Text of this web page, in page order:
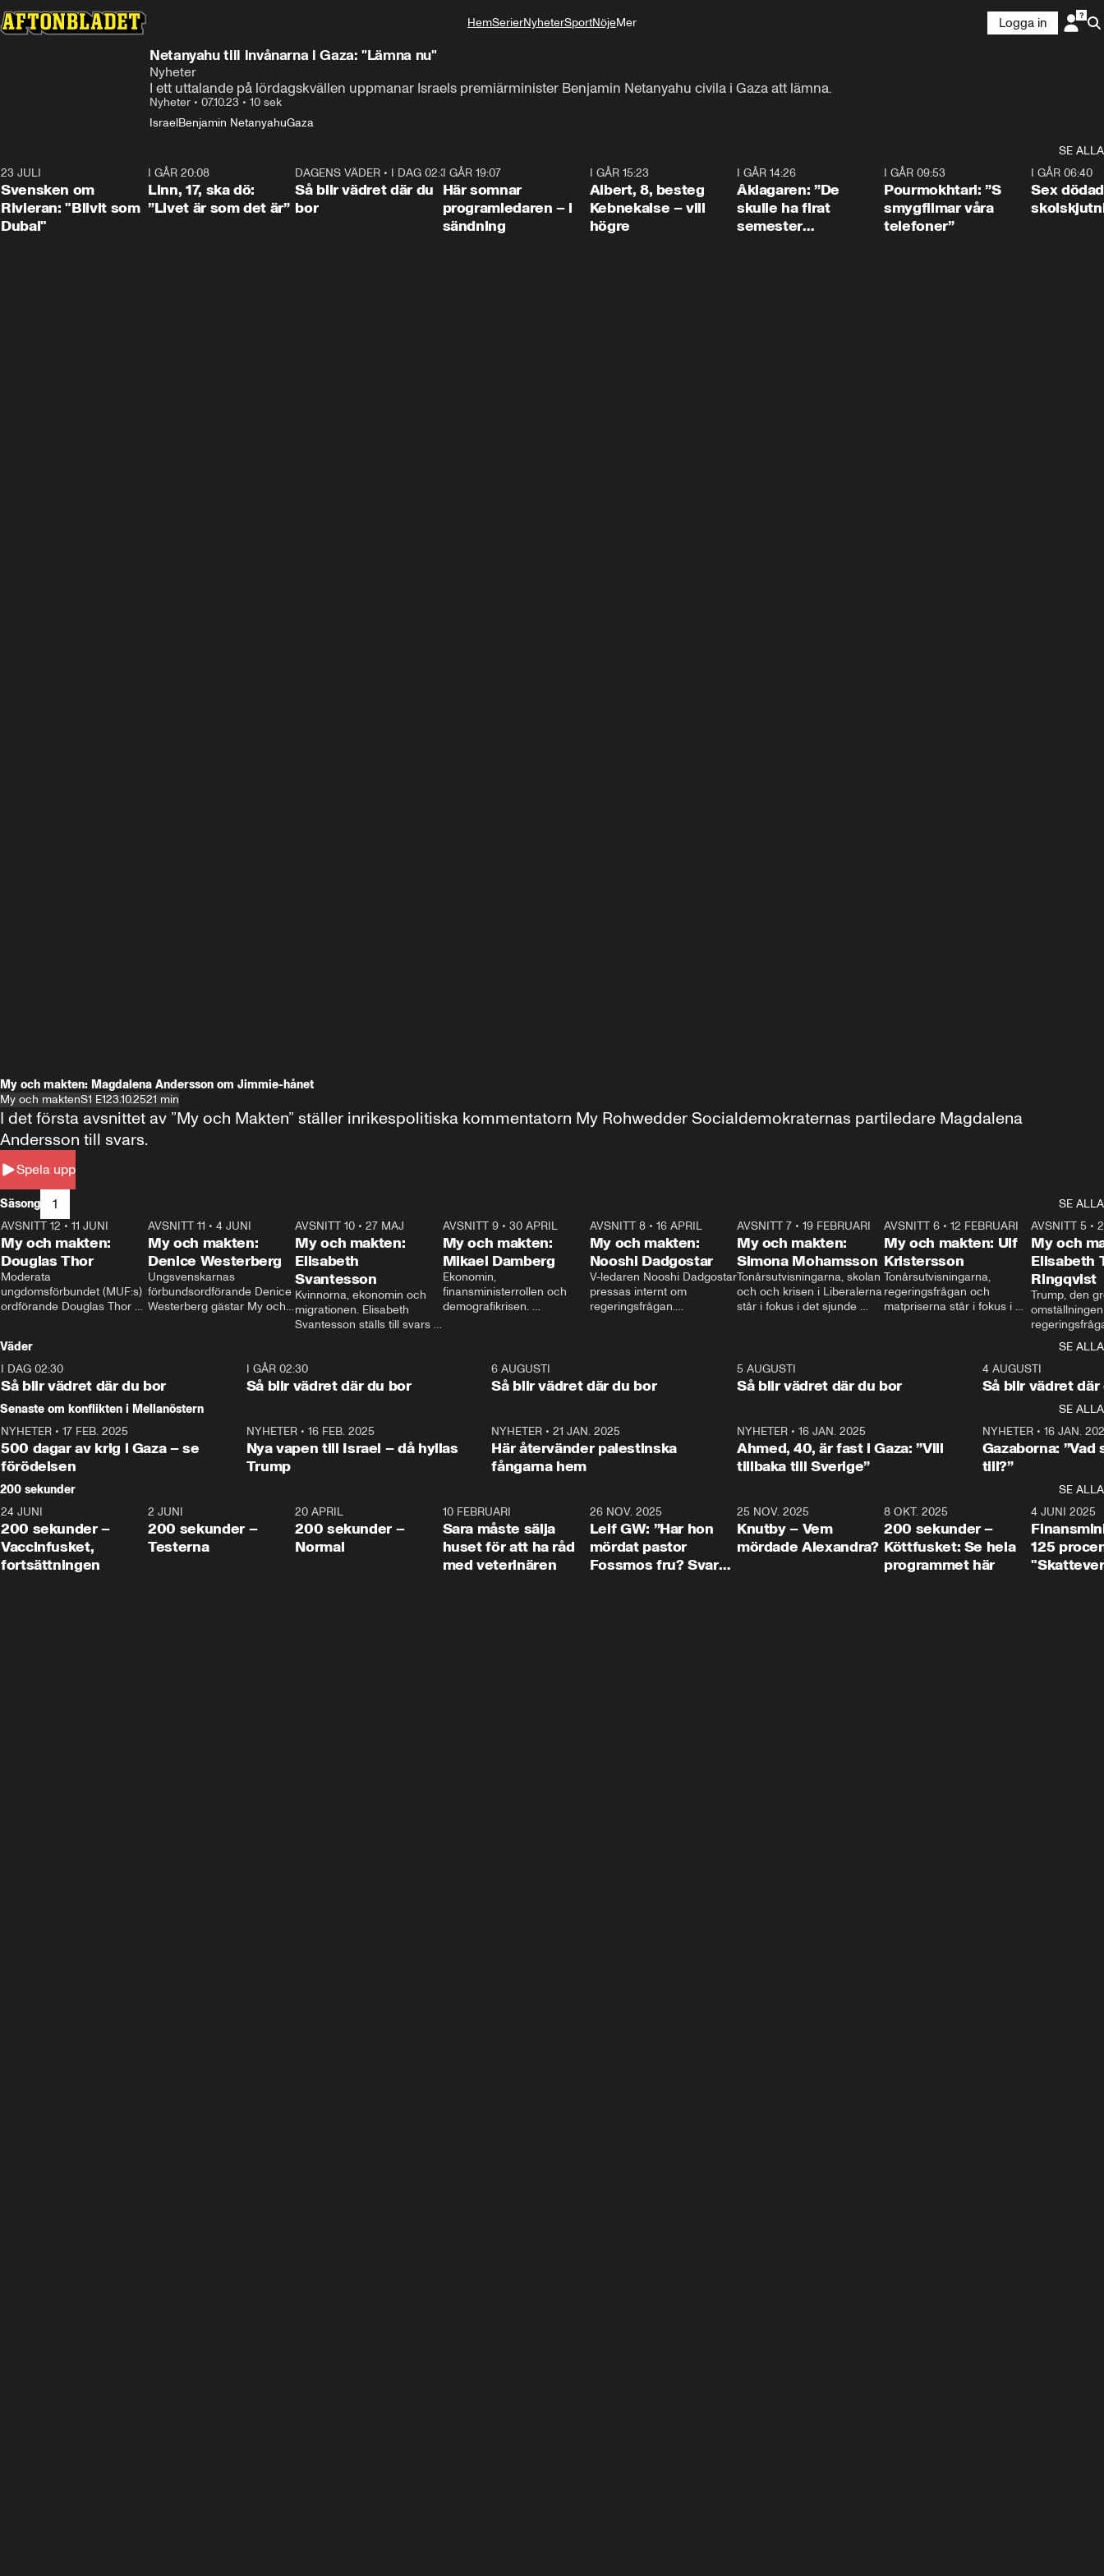
HemSerierNyheterSportNöjeMer
Logga in
Netanyahu till invånarna i Gaza: "Lämna nu"
Nyheter
I ett uttalande på lördagskvällen uppmanar Israels premiärminister Benjamin Netanyahu civila i Gaza att lämna.
Nyheter • 07.10.23 • 10 sek
IsraelBenjamin NetanyahuGaza
SE ALLA
23 JULI
Svensken om
Rivieran: "Blivit som
Dubai"
I GÅR 20:08
Linn, 17, ska dö:
”Livet är som det är”
1:06
DAGENS VÄDER • I DAG 02:30
Så blir vädret där du
bor
I GÅR 19:07
Här somnar
programledaren – i
sändning
I GÅR 15:23
Albert, 8, besteg
Kebnekaise – vill
högre
I GÅR 14:26
Åklagaren: ”De
skulle ha firat
semester
I GÅR 09:53
Pourmokhtari: ”S
smygfilmar våra
telefoner”
I GÅR 06:40
Sex
My och makten: Magdalena Andersson om Jimmie-hånet
My och maktenS1 E123.10.2521 min
Spela upp
I det första avsnittet av ”My och Makten” ställer inrikespolitiska kommentatorn My Rohwedder Socialdemokraternas partiledare Magdalena
Andersson till svars.
Säsong 1
SE ALLA
26:27
AVSNITT 12 • 11 JUNI
My och makten:
Douglas Thor
Moderata
ungdomsförbundet (MUF:s)
ordförande Douglas Thor
tonårsutvisningarna och hur
Moderaterna ska locka
väljare till valet i höst.
23:40
AVSNITT 11 •4 JUNI
My och makten:
Denice Westerberg
Ungsvenskarnas
förbundsordförande Denice
Westerberg gästar My och
AVSNITT 10 •27 MAJ
My och makten:
Elisabeth
Svantesson
Kvinnorna, ekonomin och
migrationen. Elisabeth
Svantesson ställs till svars
AVSNITT 9• 30 APRIL
My och makten:
Mikael Damberg
Ekonomin,
finansministerrollen och
demografikrisen.
och Makten.
AVSNITT 8• 16 APRIL
My och makten:
Nooshi Dadgostar
V-ledaren Nooshi Dadgostar
pressas internt om
regeringsfrågan.
– Vi ställer upp i val. Ska vi
vara med så sitter vi förstås
24:30
AVSNITT 7• 19 FEBRUARI
My och makten:
Simona Mohamsson
Tonårsutvisningarna, skolan
och och krisen i Liberalerna
står i fokus i det sjunde
kommentator My
Rohwedder ställer
utbildnings- och
Mohamsson till svars.
27:30
AVSNITT 6 •12 FEBRUARI
My och makten: Ulf
Kristersson
Tonårsutvisningarna,
regeringsfrågan och
matpriserna står i fokus i
Rohwedder ställer
statsminister Ulf Kristersson
AVSNITT 5 •
My och
Elisabeth
Ringqvist
Trump, den
centrum i
avsnittet av
Makten”. Se
Aftonbladets
Rohwedder
Thand Ring
Väder
SE ALLA
I DAG 02:30
Så blir vädret där du bor
1:06
I GÅR 02:30
Så blir vädret där du bor
6 AUGUSTI
Så blir vädret där du bor
5 AUGUSTI
Så blir vädret där du bor
4 AUGUSTI
Så blir vädret där
Senaste om konflikten i Mellanöstern
SE ALLA
NYHETER • 17 FEB. 2025
500 dagar av krig i Gaza – se
förödelsen
NYHETER• 16 FEB. 2025
Nya vapen till Israel – då hyllas
Trump
NYHETER •21 JAN. 2025
Här återvänder palestinska
fångarna hem
NYHETER• 16 JAN. 2025
Ahmed, 40, är fast i Gaza: ”Vill
tillbaka till Sverige”
NYHETER• 16 JAN.
Gazaborna:
till?”
200 sekunder
SE ALLA
5:00
24 JUNI
200 sekunder –
Vaccinfusket,
fortsättningen
4:23
2 JUNI
200 sekunder –
Testerna
20 APRIL
200 sekunder –
Normal
10 FEBRUARI
Sara måste sälja
huset för att ha råd
med veterinären
26 NOV. 2025
Leif GW: ”Har hon
mördat pastor
Fossmos fru? Svar
31:05
25 NOV. 2025
Knutby – Vem
mördade Alexandra?
4:29
8 OKT. 2025
200 sekunder –
Köttfusket: Se hela
programmet här
4 JUNI 2025
125